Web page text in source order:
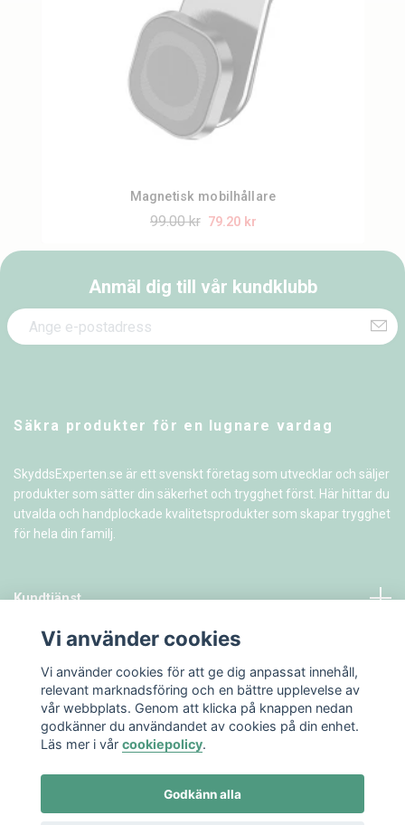
Magnetisk mobilhållare
99.00 kr 79.20 kr
Anmäl dig till vår kundklubb
Säkra produkter för en lugnare vardag
SkyddsExperten.se är ett svenskt företag som utvecklar och säljer
produkter som sätter din säkerhet och trygghet först. Här hittar du
utvalda och handplockade kvalitetsprodukter som skapar trygghet
för hela din familj.
Kundtjänst
Information
Vi använder cookies
Vi använder cookies för att ge dig anpassat innehåll,
relevant marknadsföring och en bättre upplevelse av
vår webbplats. Genom att klicka på knappen nedan
godkänner du användandet av cookies på din enhet.
Läs mer i vår cookiepolicy.
Godkänn alla